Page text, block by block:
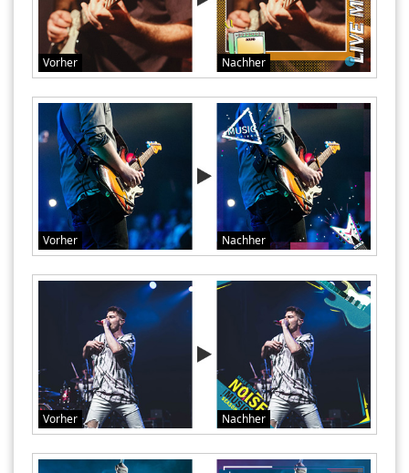
Vorher Nachher
Vorher Nachher
Vorher Nachher